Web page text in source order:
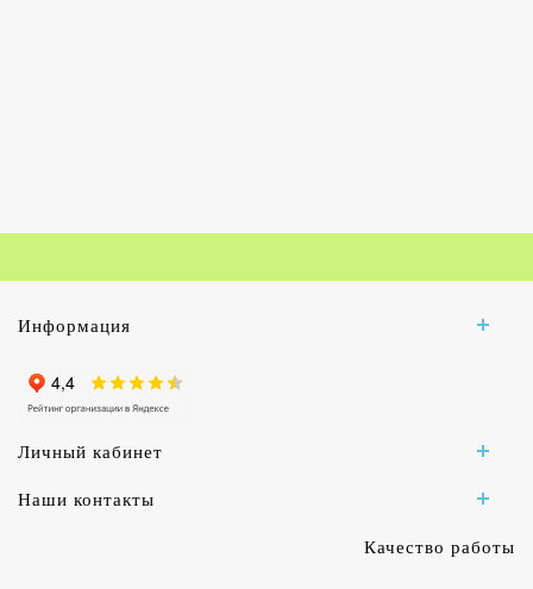
Информация
Личный кабинет
Наши контакты
Качество работы